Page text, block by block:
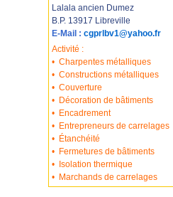
Lalala ancien Dumez
B.P. 13917 Libreville
E-Mail : cgprlbv1@yahoo.fr
Activité :
• Charpentes métalliques
• Constructions métalliques
• Couverture
• Décoration de bâtiments
• Encadrement
• Entrepreneurs de carrelages
• Étanchéité
• Fermetures de bâtiments
•
Isolation thermique
• Marchands de carrelages